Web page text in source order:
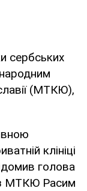
сербських
(МТКЮ),
клініці
голова
з МТКЮ Расим